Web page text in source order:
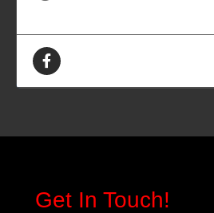
Get In Touch!